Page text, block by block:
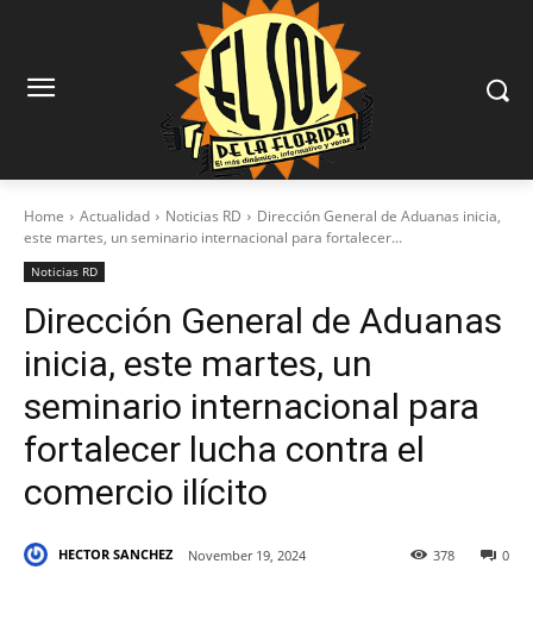
Home Actualidad Noticias RD
Dirección General de Aduanas inicia,
este martes, un seminario internacional para fortalecer...
Noticias RD
Dirección General de Aduanas
inicia, este martes, un
seminario internacional para
fortalecer lucha contra el
comercio ilícito
HECTOR SANCHEZ November 19, 2024 0
378